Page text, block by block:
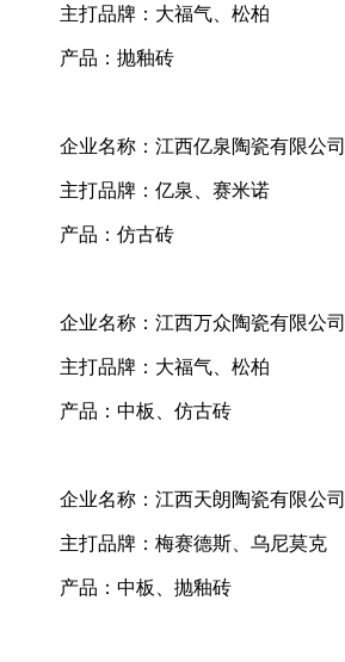
主打品牌：大福气、松柏
产品：抛釉砖
企业名称：江西亿泉陶瓷有限公司
主打品牌：亿泉、赛米诺
产品：仿古砖
企业名称：江西万众陶瓷有限公司
主打品牌：大福气、松柏
产品：中板、仿古砖
企业名称：江西天朗陶瓷有限公司
主打品牌：梅赛德斯、乌尼莫克
产品：中板、抛釉砖